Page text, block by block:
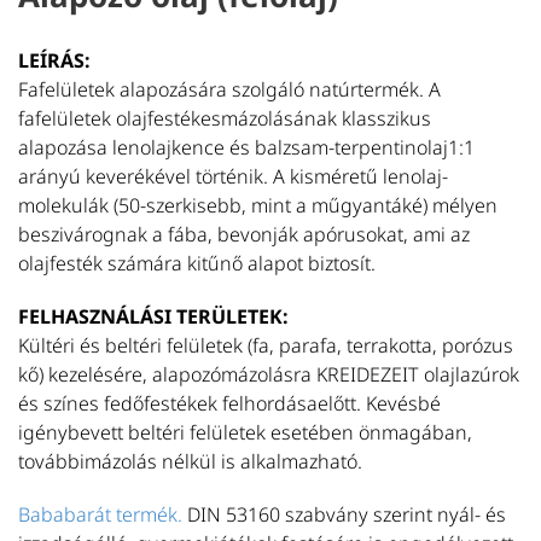
LEÍRÁS:
Fafelületek alapozására szolgáló natúrtermék. A
fafelületek olajfestékesmázolásának klasszikus
alapozása lenolajkence és balzsam-terpentinolaj1:1
arányú keverékével történik. A kisméretű lenolaj-
molekulák (50-szerkisebb, mint a műgyantáké) mélyen
beszivárognak a fába, bevonják apórusokat, ami az
olajfesték számára kitűnő alapot biztosít.
FELHASZNÁLÁSI TERÜLETEK:
Kültéri és beltéri felületek (fa, parafa, terrakotta, porózus
kő) kezelésére, alapozómázolásra KREIDEZEIT olajlazúrok
és színes fedőfestékek felhordásaelőtt. Kevésbé
igénybevett beltéri felületek esetében önmagában,
továbbimázolás nélkül is alkalmazható.
Bababarát termék. DIN 53160 szabvány szerint nyál- és